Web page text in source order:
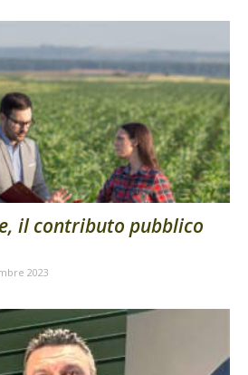
il contributo pubblico
2023